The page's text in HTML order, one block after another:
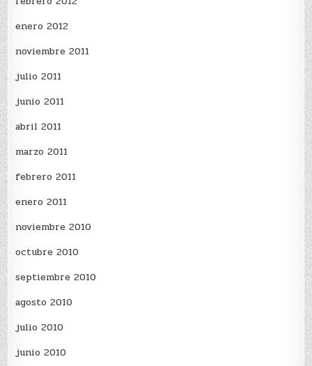
enero 2012
noviembre 2011
julio 2011
junio 2011
abril 2011
marzo 2011
febrero 2011
enero 2011
noviembre 2010
octubre 2010
septiembre 2010
agosto 2010
julio 2010
junio 2010